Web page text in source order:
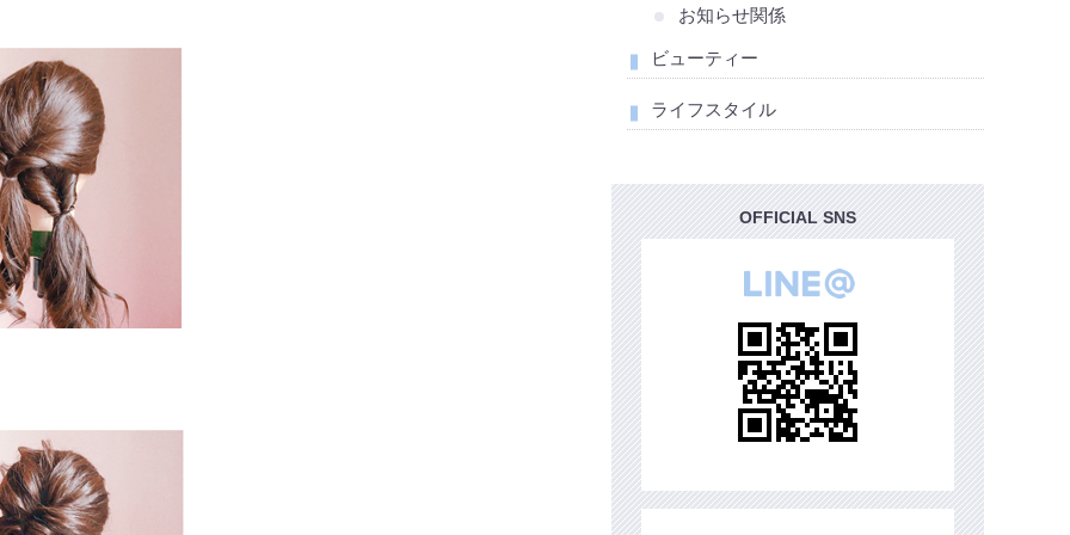
お知らせ関係
ビューティー
ライフスタイル
OFFICIAL SNS